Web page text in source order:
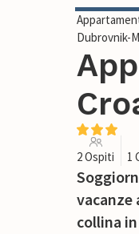
Dubrovnik-
2 Ospiti 1
vacanze
collina